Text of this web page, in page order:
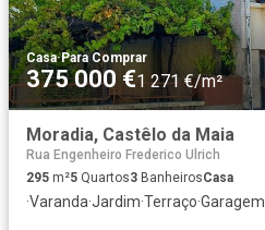
Casa·Para Comprar
375 000 €1 271 €/m²
Moradia, Castêlo da Maia
Rua Engenheiro Frederico Ulrich
295 m²5 Quartos3 BanheirosCasa
·Varanda·Jardim·Terraço·Garagem